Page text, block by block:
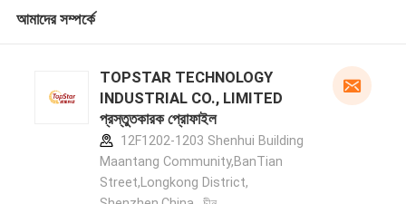
আমাদের সম্পর্কে
TOPSTAR TECHNOLOGY
INDUSTRIAL CO., LIMITED
প্রস্তুতকারক প্রোফাইল
12F1202-1203 Shenhui Building
Maantang Community,BanTian
Street,Longkong District,